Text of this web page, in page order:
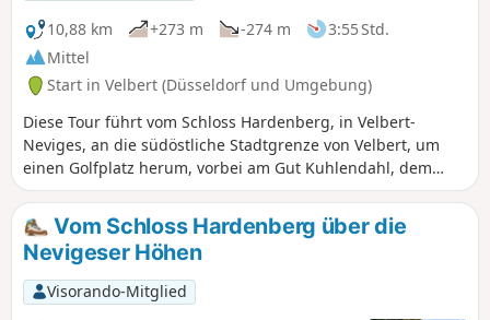
10,88 km
+273 m -274 m
3:55 Std.
Mittel
Start in Velbert (Düsseldorf und Umgebung)
Diese Tour führt vom Schloss Hardenberg, in Velbert-
Neviges, an die südöstliche Stadtgrenze von Velbert, um
einen Golfplatz herum, vorbei am Gut Kuhlendahl, dem
größten Spargelanbauer in der Umgebung, wieder zurück
nach Neviges.
Vom Schloss Hardenberg über die
Nevigeser Höhen
Visorando-Mitglied